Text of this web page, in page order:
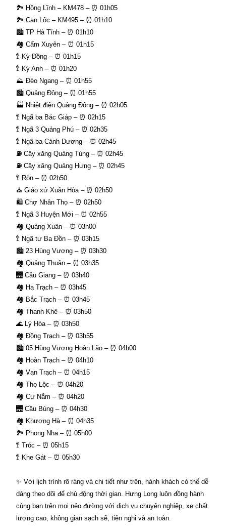
🏞 Hồng Lĩnh – KM478 – ⏰ 01h05
🏞 Can Lộc – KM495 – ⏰ 01h10
🏙 TP Hà Tĩnh – ⏰ 01h10
🏘 Cẩm Xuyên – ⏰ 01h15
🚏 Kỳ Đồng – ⏰ 01h15
🚏 Kỳ Anh – ⏰ 01h20
⛰ Đèo Ngang – ⏰ 01h55
🏙 Quảng Đông – ⏰ 01h55
🏭 Nhiệt điện Quảng Đông – ⏰ 02h05
🚏 Ngã ba Bác Giáp – ⏰ 02h15
🚏 Ngã 3 Quảng Phú – ⏰ 02h35
🚏 Ngã ba Cảnh Dương – ⏰ 02h45
⛽ Cây xăng Quảng Tùng – ⏰ 02h45
⛽ Cây xăng Quảng Hưng – ⏰ 02h45
🚏 Ròn – ⏰ 02h50
⛪ Giáo xứ Xuân Hòa – ⏰ 02h50
🛍 Chợ Nhân Thọ – ⏰ 02h50
🚏 Ngã 3 Huyện Mới – ⏰ 02h55
🏘 Quảng Xuân – ⏰ 03h00
🚏 Ngã tư Ba Đồn – ⏰ 03h15
🏙 23 Hùng Vương – ⏰ 03h30
🏘 Quảng Thuận – ⏰ 03h35
🌉 Cầu Giang – ⏰ 03h40
🏘 Hạ Trạch – ⏰ 03h45
🏘 Bắc Trạch – ⏰ 03h45
🏘 Thanh Khê – ⏰ 03h50
🌊 Lý Hòa – ⏰ 03h50
🏘 Đồng Trạch – ⏰ 03h55
🏙 05 Hùng Vương Hoàn Lão – ⏰ 04h00
🏘 Hoàn Trạch – ⏰ 04h10
🏘 Vạn Trạch – ⏰ 04h15
🏘 Thọ Lộc – ⏰ 04h20
🏘 Cự Nẫm – ⏰ 04h20
🌉 Cầu Bùng – ⏰ 04h30
🏘 Khương Hà – ⏰ 04h35
🏞 Phong Nha – ⏰ 05h00
🚏 Tróc – ⏰ 05h15
🚏 Khe Gát – ⏰ 05h30
✨ Với lịch trình rõ ràng và chi tiết như trên, hành khách có thể dễ
dàng theo dõi để chủ động thời gian. Hưng Long luôn đồng hành
cùng bạn trên mọi nẻo đường với dịch vụ chuyên nghiệp, xe chất
lượng cao, không gian sạch sẽ, tiện nghi và an toàn.